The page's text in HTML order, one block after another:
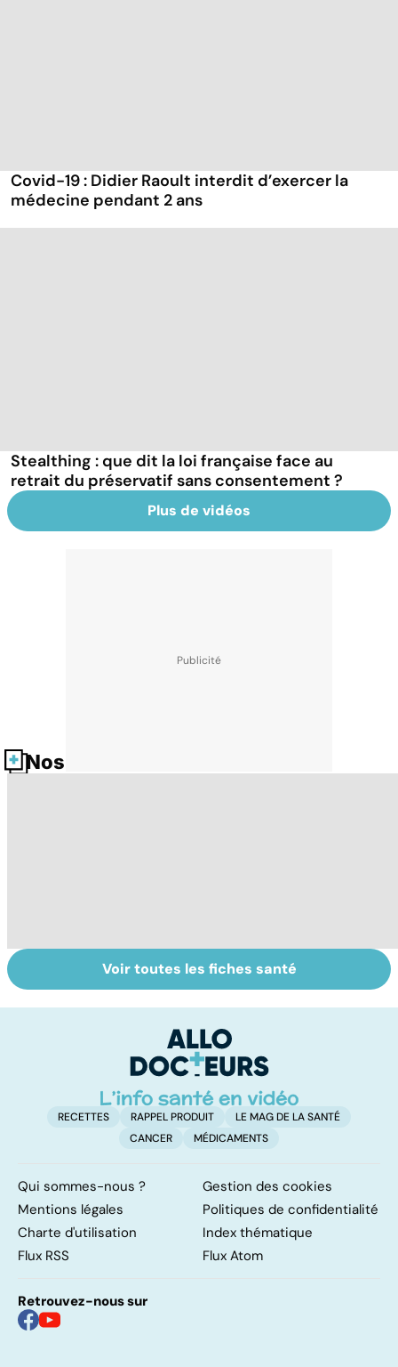
Covid-19 : Didier Raoult interdit d’exercer la
médecine pendant 2 ans
Stealthing : que dit la loi française face au
retrait du préservatif sans consentement ?
Plus de vidéos
Nos fiches santé
Faire du sport à
domicile, c'est
Don de gamètes :
le pour et le
levée de
l'anonymat
Voir toutes les fiches santé
RECETTES RAPPEL PRODUIT
LE MAG DE LA SANTÉ
CANCER
MÉDICAMENTS
Qui sommes-nous ?
Gestion des cookies
Mentions légales
Politiques de confidentialité
Charte d'utilisation
Index thématique
Flux RSS
Flux Atom
Retrouvez-nous sur